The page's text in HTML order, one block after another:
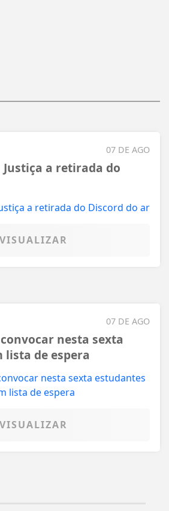
07 DE AGO
Justiça a retirada do
VISUALIZAR
07 DE AGO
nesta sexta
lista de espera
VISUALIZAR